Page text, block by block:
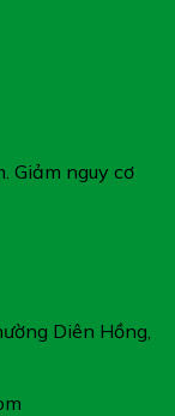
Giảm nguy cơ
Diên Hồng,